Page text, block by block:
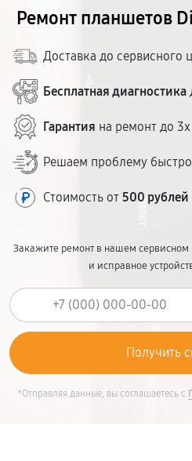
Ремонт планшетов
Доставка до сервисного
Бесплатная диагностика
Гарантия на ремонт до 3х
Решаем проблему быстро
Стоимость от 500 рублей
Закажите ремонт в нашем сервисном
и исправное
*Отправляя данные, вы соглашаетесь с